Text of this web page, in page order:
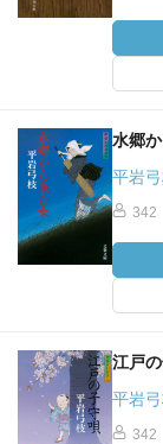
水郷
平岩
342
江戸
平岩
342